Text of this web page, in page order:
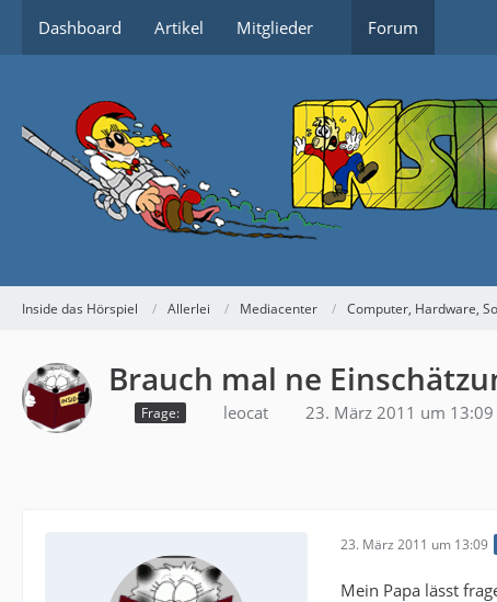
Dashboard Artikel Mitglieder Forum
Inside das Hörspiel Allerlei Mediacenter Computer, Hardware,
Brauch mal ne
Frage: leocat 23. März 2011 um 13:09
23. März 2011 um 13:09
Mein Papa lässt